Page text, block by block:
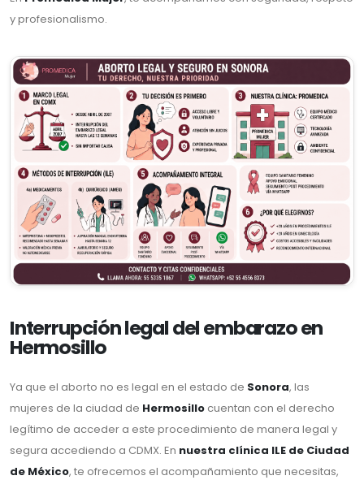
y profesionalismo.
Interrupción legal del embarazo en
Hermosillo
Ya que el aborto no es legal en el estado de Sonora, las
mujeres de la ciudad de Hermosillo cuentan con el derecho
legítimo de acceder a este procedimiento de manera legal y
segura accediendo a CDMX. En nuestra clínica ILE de Ciudad
de México, te ofrecemos el acompañamiento que necesitas,